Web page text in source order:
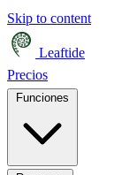
Skip to content
Leaftide
Precios